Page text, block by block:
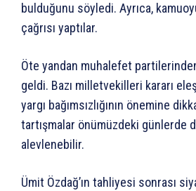
bulduğunu söyledi. Ayrıca,
çağrısı yaptılar.
Öte yandan muhalefet
geldi. Bazı milletvekilleri kararı
yargı bağımsızlığının önemine
tartışmalar önümüzdeki günlerde
alevlenebilir.
Ümit Özdağ’ın tahliyesi sonrası